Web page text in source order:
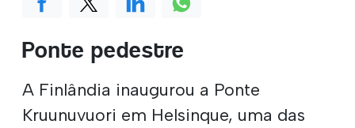
Ponte pedestre
A Finlândia inaugurou a Ponte
Kruunuvuori em Helsinque, uma das